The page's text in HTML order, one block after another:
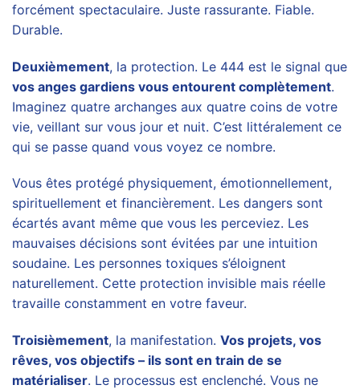
forcément spectaculaire. Juste rassurante. Fiable.
Durable.
Deuxièmement, la protection. Le 444 est le signal que
vos anges gardiens vous entourent complètement.
Imaginez quatre archanges aux quatre coins de votre
vie, veillant sur vous jour et nuit. C’est littéralement ce
qui se passe quand vous voyez ce nombre.
Vous êtes protégé physiquement, émotionnellement,
spirituellement et financièrement. Les dangers sont
écartés avant même que vous les perceviez. Les
mauvaises décisions sont évitées par une intuition
soudaine. Les personnes toxiques s’éloignent
naturellement. Cette protection invisible mais réelle
travaille constamment en votre faveur.
Troisièmement, la manifestation. Vos projets, vos
rêves, vos objectifs – ils sont en train de se
matérialiser. Le processus est enclenché. Vous ne